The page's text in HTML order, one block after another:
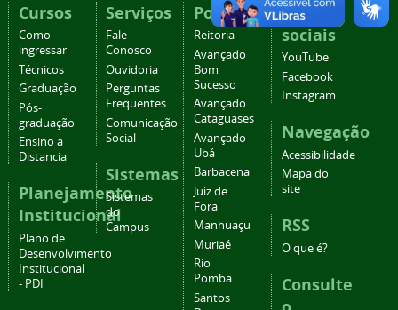
Cursos
Como
ingressar
Técnicos
Graduação
Pós-
graduação
Ensino a
Distancia
Planejamento
Institucional
Plano de
Desenvolvimento
Institucional
- PDI
Serviços
Fale
Conosco
Ouvidoria
Perguntas
Frequentes
Comunicação
Social
Sistemas
Sistemas
do
Campus
Portais
Reitoria
Avançado
Bom
Sucesso
Avançado
Cataguases
Avançado
Ubá
Barbacena
Juiz de
Fora
Manhuaçu
Muriaé
Rio
Pomba
Santos
Redes
sociais
YouTube
Facebook
Instagram
Navegação
Acessibilidade
Mapa do
site
RSS
O que é?
Consulte